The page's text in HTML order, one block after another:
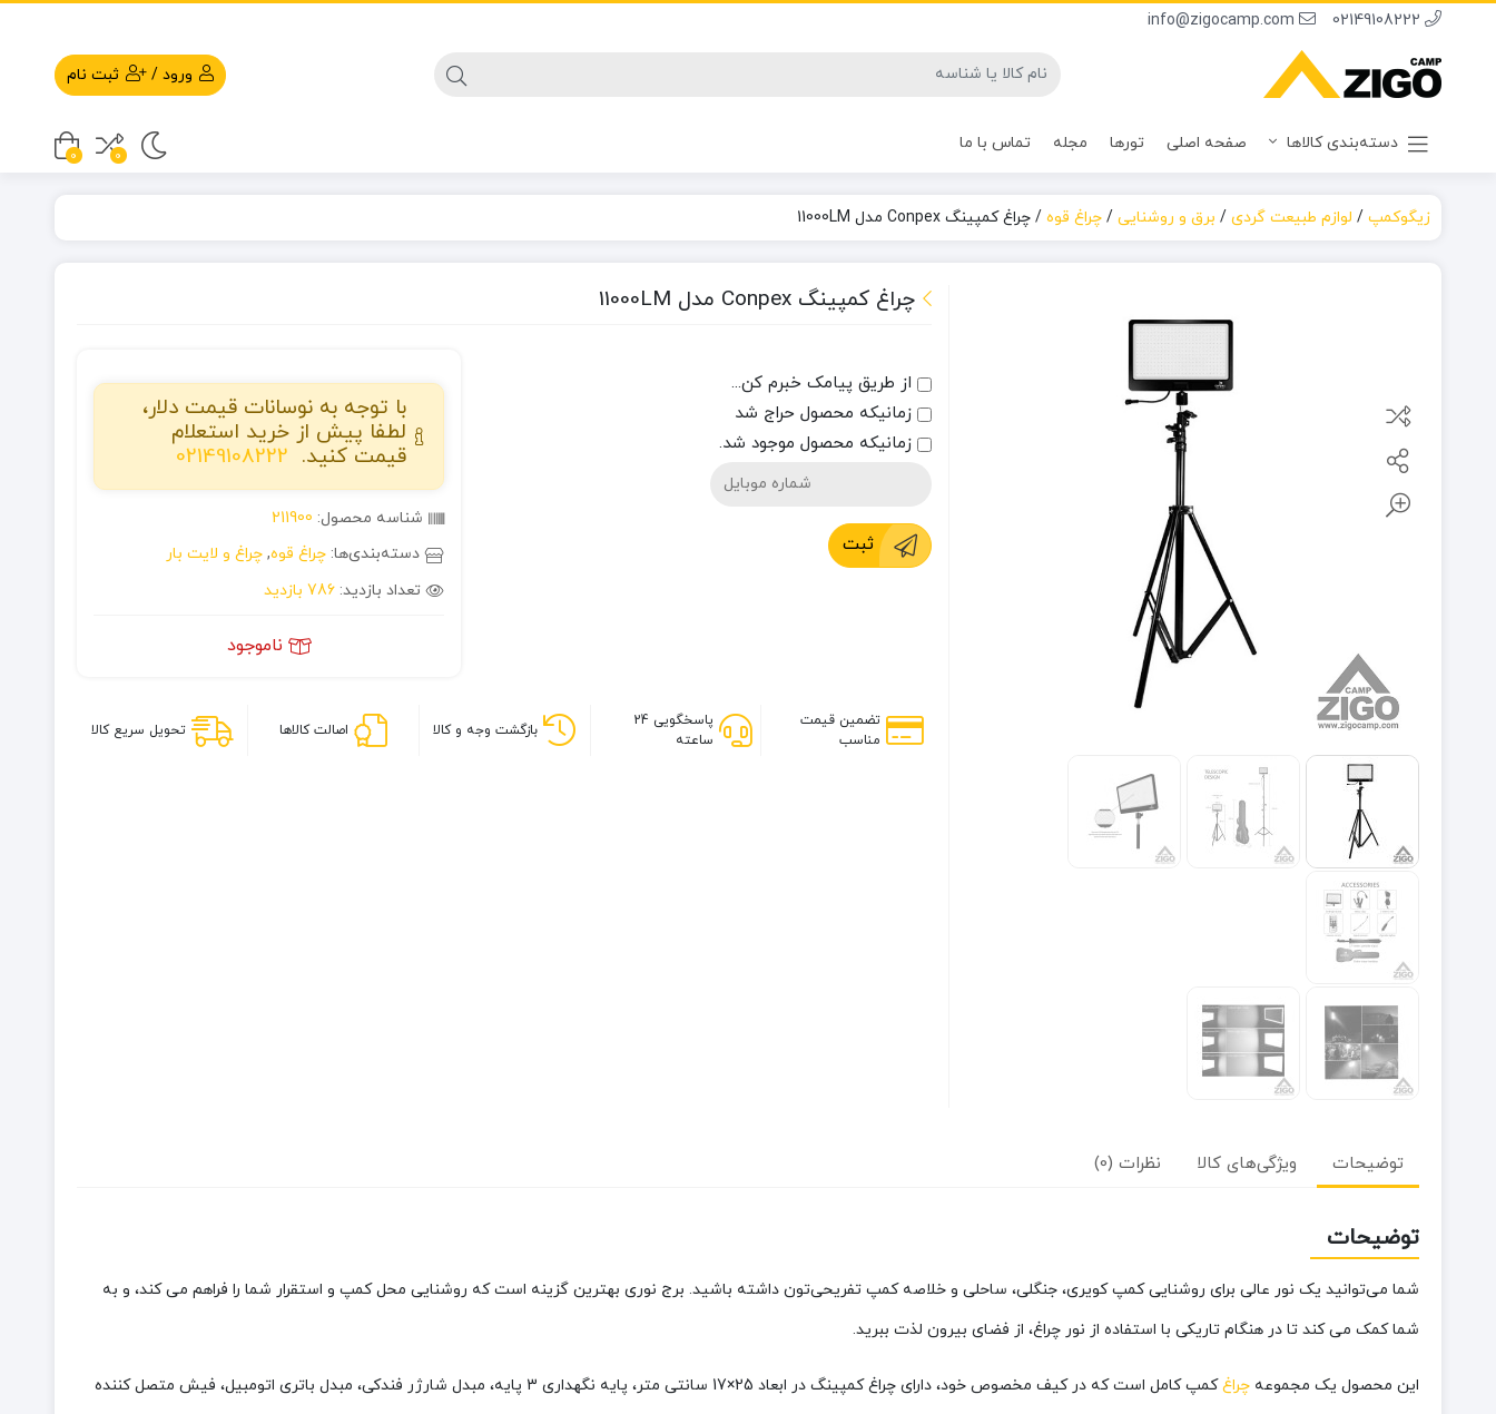
02149108222
info@zigocamp.com
ورود / ثبت نام
دسته‌بندی کالاها صفحه اصلی تورها مجله تماس با ما
0
0
زیگوکمپ/ لوازم طبیعت گردی/ برق و روشنایی/ چراغ قوه/ چراغ کمپینگ Conpex مدل 11000LM
چراغ کمپینگ Conpex مدل 11000LM
از طریق پیامک خبرم کن...
زمانیکه محصول حراج شد
زمانیکه محصول موجود شد.
ثبت
با توجه به نوسانات قیمت دلار،
لطفا پیش از خرید استعلام
قیمت کنید. 02149108222
شناسه محصول: 211900
دسته‌بندی‌ها: چراغ قوه, چراغ و لایت بار
تعداد بازدید: 786 بازدید
ناموجود
تضمین قیمت
مناسب
پاسخگویی 24
ساعته
بازگشت وجه و کالا اصالت کالاها تحویل سریع کالا
توضیحات ویژگی‌های کالا نظرات (0)
توضیحات
شما می‌توانید یک نور عالی برای روشنایی کمپ کویری، جنگلی، ساحلی و خلاصه کمپ تفریحی‌تون داشته باشید. برج نوری بهترین گزینه است که روشنایی محل کمپ و استقرار شما را فراهم می کند، و به
شما کمک می کند تا در هنگام تاریکی با استفاده از نور چراغ، از فضای بیرون لذت ببرید.
این محصول یک مجموعه چراغ
کمپ کامل است که در کیف مخصوص خود، دارای چراغ کمپینگ در ابعاد 25×17 سانتی متر، پایه نگهداری 3 پایه، مبدل شارژر فندکی، مبدل باتری اتومبیل، فیش متصل کننده